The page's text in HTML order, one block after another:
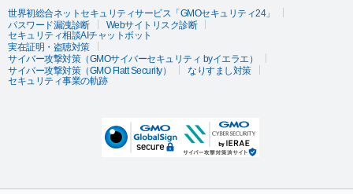
世界初総合ネットセキュリティサービス「GMOセキュリティ24」
パスワード漏洩診断
Webサイトリスク診断
セキュリティ相談AIチャットボット
実在証明・盗聴対策
サイバー攻撃対策（GMOサイバーセキュリティ byイエラエ）
サイバー攻撃対策（GMO Flatt Security）
なりすまし対策
セキュリティ事業の軌跡